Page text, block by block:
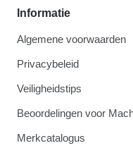
Informatie
Algemene voorwaarden
Privacybeleid
Veiligheidstips
Beoordelingen voor
Merkcatalogus